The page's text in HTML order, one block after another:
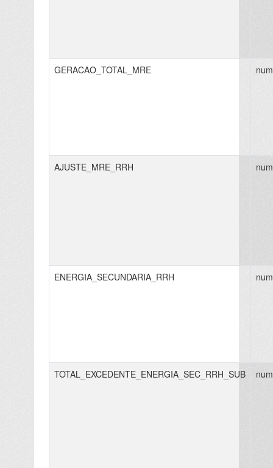
GERACAO_TOTAL_MRE
AJUSTE_MRE_RRH
ENERGIA_SECUNDARIA_RRH
TOTAL_EXCEDENTE_ENERGIA_SEC_RRH_SUB